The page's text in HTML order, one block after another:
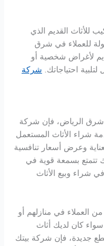
للأثاث القديم الذي
للعملاء في شرق
لأغراض شخصية أو
احتياجاتك. شركة
شرق الرياض، فإن شركة
شراء الأثاث المستعمل
وعرض أسعار تنافسية
تتمتع بسمعة قوية في
شراء وبيع الأثاث
العملاء في منازلهم أو
سواء كان لديك أثاث
جديدة، فإن شركة بيتك